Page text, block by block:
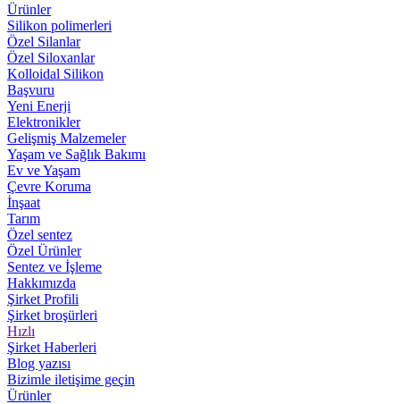
Ürünler
Silikon polimerleri
Özel Silanlar
Özel Siloxanlar
Kolloidal Silikon
Başvuru
Yeni Enerji
Elektronikler
Gelişmiş Malzemeler
Yaşam ve Sağlık Bakımı
Ev ve Yaşam
Çevre Koruma
İnşaat
Tarım
Özel sentez
Özel Ürünler
Sentez ve İşleme
Hakkımızda
Şirket Profili
Şirket broşürleri
Hızlı
Şirket Haberleri
Blog yazısı
Bizimle iletişime geçin
Ürünler